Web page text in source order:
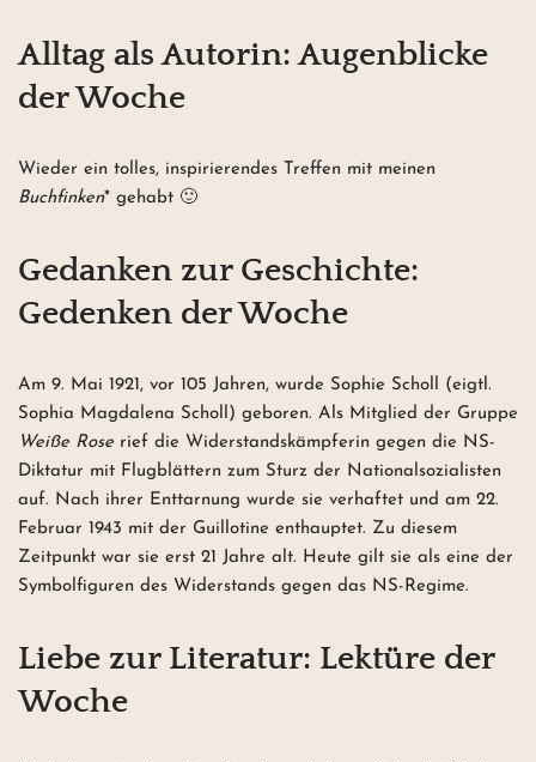
Alltag als Autorin: Augenblicke
der Woche
Wieder ein tolles, inspirierendes Treffen mit meinen
Buchfinken* gehabt 🙂
Gedanken zur Geschichte:
Gedenken der Woche
Am 9. Mai 1921, vor 105 Jahren, wurde Sophie Scholl (eigtl.
Sophia Magdalena Scholl) geboren. Als Mitglied der Gruppe
Weiße Rose rief die Widerstandskämpferin gegen die NS-
Diktatur mit Flugblättern zum Sturz der Nationalsozialisten
auf. Nach ihrer Enttarnung wurde sie verhaftet und am 22.
Februar 1943 mit der Guillotine enthauptet. Zu diesem
Zeitpunkt war sie erst 21 Jahre alt. Heute gilt sie als eine der
Symbolfiguren des Widerstands gegen das NS-Regime.
Liebe zur Literatur: Lektüre der
Woche